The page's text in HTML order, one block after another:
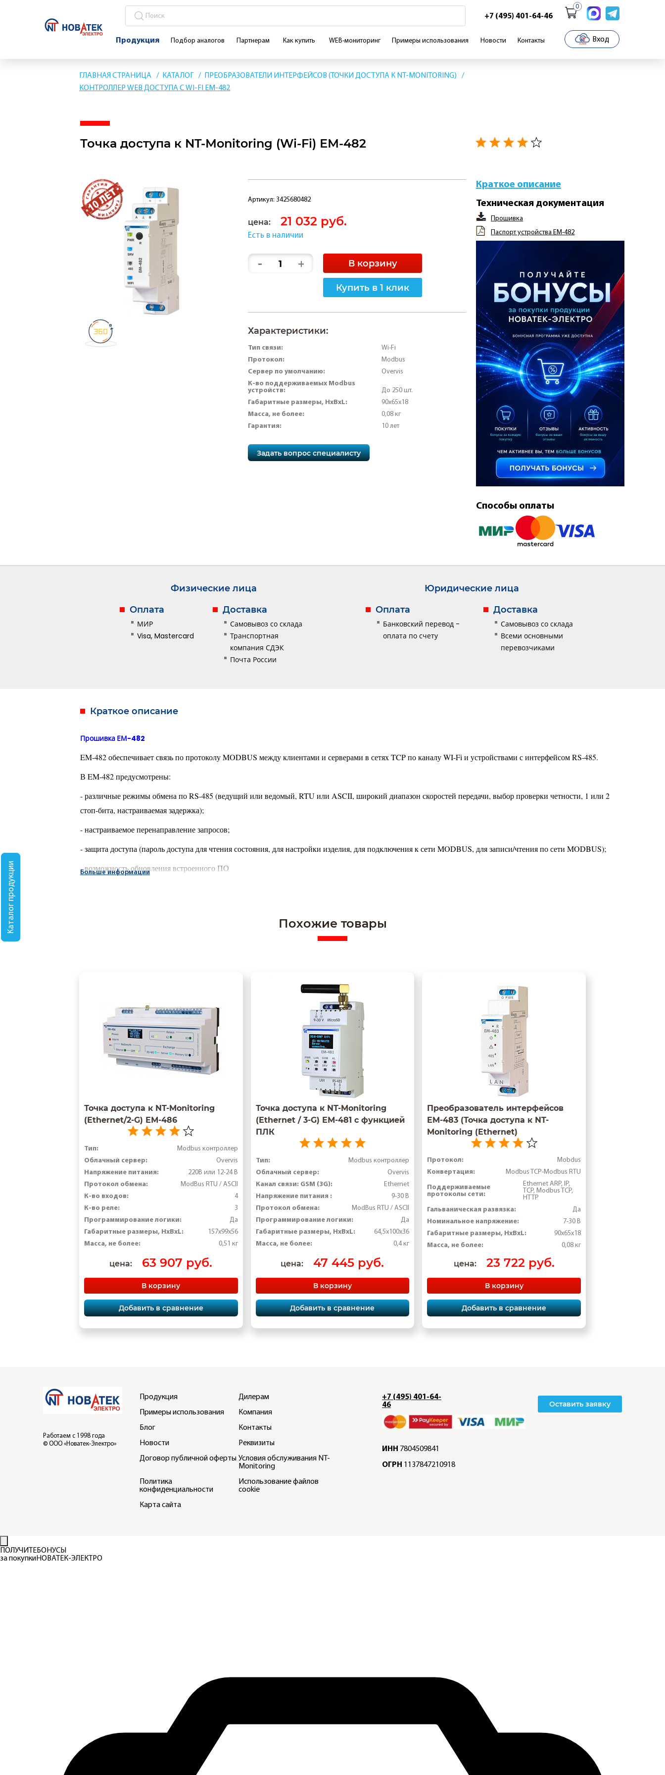
+7 (495) 401-64-46
Продукция Подбор аналогов Партнерам Как купить WEB-мониторинг Примеры использования Новости Контакты
0
Вход
ГЛАВНАЯ СТРАНИЦА КАТАЛОГ
ПРЕОБРАЗОВАТЕЛИ ИНТЕРФЕЙСОВ (ТОЧКИ ДОСТУПА К NT-MONITORING)
КОНТРОЛЛЕР WEB ДОСТУПА С WI-FI ЕМ-482
Каталог продукции
Точка доступа к NT-Monitoring (Wi-Fi) ЕМ-482
Артикул: 3425680482
цена: 21 032 руб.
Есть в наличии
- + В корзину
Купить в 1 клик
Характеристики:
Тип связи: Wi-Fi
Протокол: Modbus
Сервер по умолчанию: Overvis
К-во поддерживаемых Modbus
устройств:
До 250 шт.
Габаритные размеры, HхBхL: 90х65х18
Масса, не более: 0,08 кг
Гарантия: 10 лет
Задать вопрос специалисту
Краткое описание
Техническая документация
Прошивка
Паспорт устройства ЕМ-482
Способы оплаты
Физические лица
Оплата
МИР
Visa, Mastercard
Доставка
Самовывоз со склада
Транспортная
компания СДЭК
Почта России
Юридические лица
Оплата
Банковский перевод -
оплата по счету
Доставка
Самовывоз со склада
Всеми основными
перевозчиками
Краткое описание
Прошивка ЕМ-482
EM-482 обеспечивает связь по протоколу MODBUS между клиентами и серверами в сетях TCP по каналу WI-Fi и устройствами с интерфейсом RS-485.
В EM-482 предусмотрены:
- различные режимы обмена по RS-485 (ведущий или ведомый, RTU или ASCII, широкий диапазон скоростей передачи, выбор проверки четности, 1 или 2
стоп-бита, настраиваемая задержка);
- настраиваемое перенаправление запросов;
- защита доступа (пароль доступа для чтения состояния, для настройки изделия, для подключения к сети MODBUS, для записи/чтения по сети MODBUS);
- возможность обновления встроенного ПО
Больше информации
Похожие товары
Точка доступа к NT-Monitoring
(Ethernet/2-G) ЕМ-486
Тип: Modbus контроллер
Облачный сервер: Overvis
Напряжение питания: 220В или 12-24 В
Протокол обмена: ModBus RTU / ASCII
К-во входов: 4
К-во реле: 3
Программирование логики: Да
Габаритные размеры, HхBхL: 157х99х56
Масса, не более: 0,51 кг
цена: 63 907 руб.
В корзину
Добавить в сравнение
Точка доступа к NT-Monitoring
(Ethernet / 3-G) ЕМ-481 с функцией
ПЛК
Тип: Modbus контроллер
Облачный сервер: Overvis
Канал связи: GSM (3G): Ethernet
Напряжение питания : 9-30 В
Протокол обмена: ModBus RTU / ASCII
Программирование логики: Да
Габаритные размеры, HхBхL: 64,5х100х36
Масса, не более: 0,4 кг
цена: 47 445 руб.
В корзину
Добавить в сравнение
Преобразователь интерфейсов
EM-483 (Точка доступа к NT-
Monitoring (Ethernet)
Протокол: Mobdus
Конвертация: Modbus TCP-Modbus RTU
Поддерживаемые
протоколы сети:
Ethernet ARP, IP,
TCP, Modbus TCP,
HTTP
Гальваническая развязка: Да
Номинальное напряжение: 7-30 В
Габаритные размеры, HхBхL: 90х65х18
Масса, не более: 0,08 кг
цена: 23 722 руб.
В корзину
Добавить в сравнение
Работаем с 1998 года
© ООО «Новатек-Электро»
Продукция
Дилерам
Примеры использования
Компания
Блог
Контакты
Новости
Реквизиты
Договор публичной оферты Условия обслуживания NT-
Monitoring
Политика
конфиденциальности
Использование файлов
cookie
Карта сайта
+7 (495) 401-64-
46
ИНН 7804509841
ОГРН 1137847210918
Оставить заявку
ПОЛУЧИТЕБОНУСЫ
за покупкиНОВАТЕК-ЭЛЕКТРО